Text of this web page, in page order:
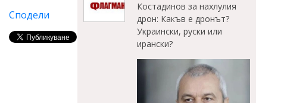
Сподели
Костадинов за нахлулия
дрон: Какъв е дронът?
Украински, руски или
ирански?